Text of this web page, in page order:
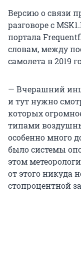
Версию о связи
разговоре с
портала
словам, между
самолета в 2019
— Вчерашний
и тут нужно
которых
типами
особенно много
было системы
этом
от этого никуда
стопроцентной